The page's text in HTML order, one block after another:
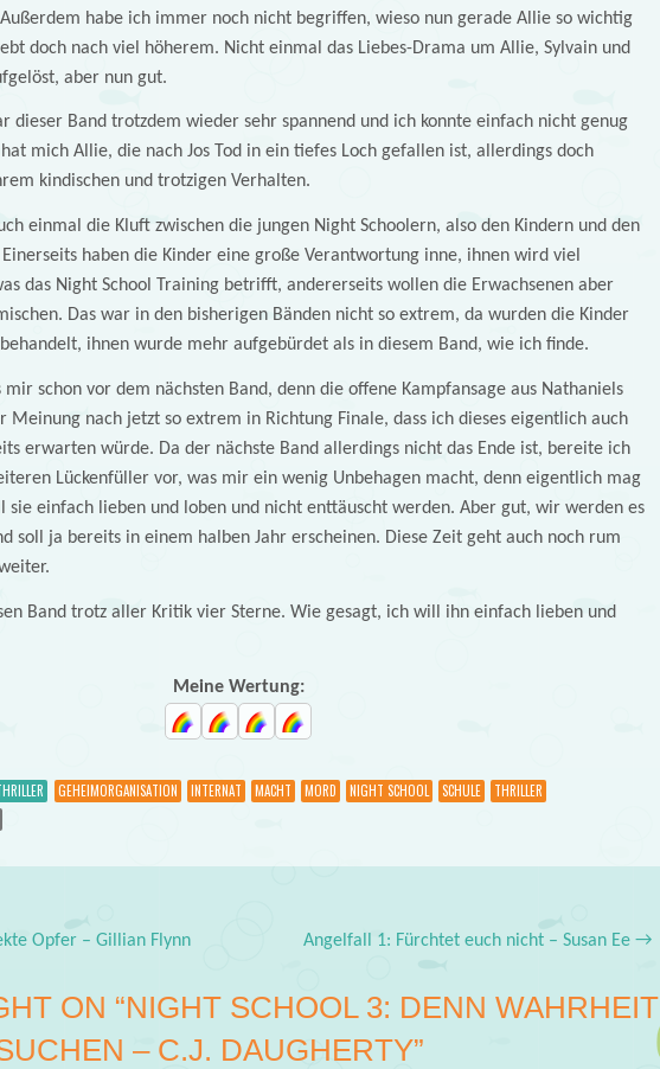
Außerdem habe ich immer noch nicht begriffen, wieso nun gerade Allie so wichtig
doch nach viel höherem. Nicht einmal das Liebes-Drama um Allie, Sylvain und
aber nun gut.
dieser Band trotzdem wieder sehr spannend und ich konnte einfach nicht genug
mich Allie, die nach Jos Tod in ein tiefes Loch gefallen ist, allerdings doch
kindischen und trotzigen Verhalten.
einmal die Kluft zwischen die jungen Night Schoolern, also den Kindern und den
haben die Kinder eine große Verantwortung inne, ihnen wird viel
das Night School Training betrifft, andererseits wollen die Erwachsenen aber
Das war in den bisherigen Bänden nicht so extrem, da wurden die Kinder
ihnen wurde mehr aufgebürdet als in diesem Band, wie ich finde.
schon vor dem nächsten Band, denn die offene Kampfansage aus Nathaniels
Meinung nach jetzt so extrem in Richtung Finale, dass ich dieses eigentlich auch
erwarten würde. Da der nächste Band allerdings nicht das Ende ist, bereite ich
Lückenfüller vor, was mir ein wenig Unbehagen macht, denn eigentlich mag
sie einfach lieben und loben und nicht enttäuscht werden. Aber gut, wir werden es
soll ja bereits in einem halben Jahr erscheinen. Diese Zeit geht auch noch rum
Band trotz aller Kritik vier Sterne. Wie gesagt, ich will ihn einfach lieben und
Meine Wertung:
GEHEIMORGANISATION INTERNAT MACHT MORD NIGHT SCHOOL SCHULE
THRILLER
Opfer – Gillian Flynn Angelfall 1: Fürchtet euch nicht – Susan Ee→
ON “NIGHT SCHOOL 3: DENN WAHRHEIT
– C.J. DAUGHERTY”